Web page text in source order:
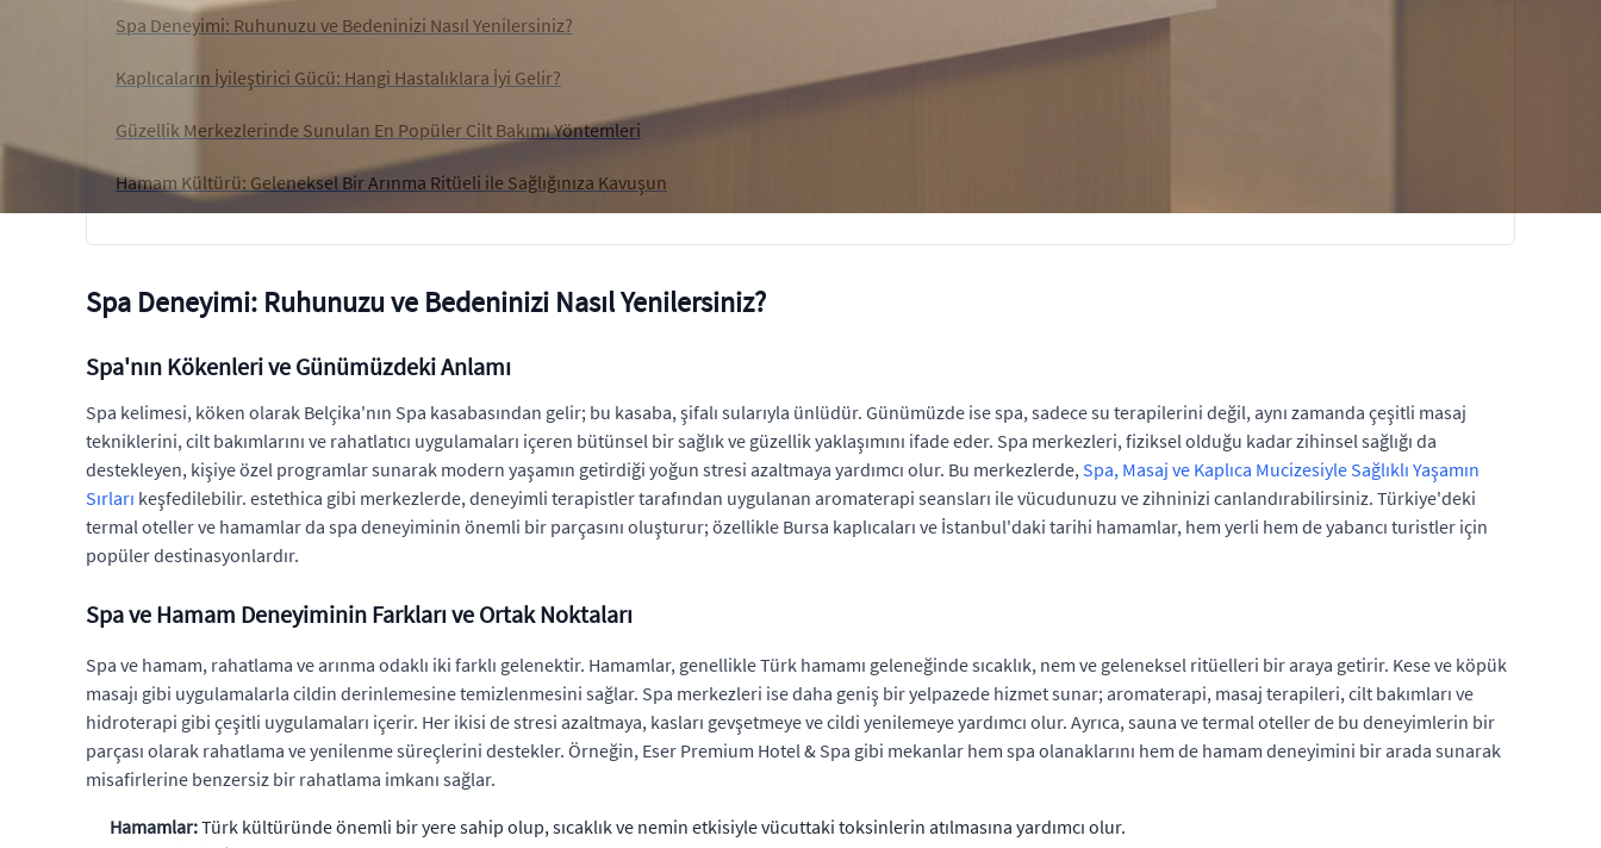
Spa Deneyimi: Ruhunuzu ve Bedeninizi Nasıl Yenilersiniz?
Kaplıcaların İyileştirici Gücü: Hangi Hastalıklara İyi Gelir?
Güzellik Merkezlerinde Sunulan En Popüler Cilt Bakımı Yöntemleri
Hamam Kültürü: Geleneksel Bir Arınma Ritüeli ile Sağlığınıza Kavuşun
Spa Deneyimi: Ruhunuzu ve Bedeninizi Nasıl Yenilersiniz?
Spa'nın Kökenleri ve Günümüzdeki Anlamı
Spa kelimesi, köken olarak Belçika'nın Spa kasabasından gelir; bu kasaba, şifalı sularıyla ünlüdür. Günümüzde ise spa, sadece su terapilerini değil, aynı zamanda çeşitli masaj
tekniklerini, cilt bakımlarını ve rahatlatıcı uygulamaları içeren bütünsel bir sağlık ve güzellik yaklaşımını ifade eder. Spa merkezleri, fiziksel olduğu kadar zihinsel sağlığı da
destekleyen, kişiye özel programlar sunarak modern yaşamın getirdiği yoğun stresi azaltmaya yardımcı olur. Bu merkezlerde, Spa, Masaj ve Kaplıca Mucizesiyle Sağlıklı Yaşamın
Sırları keşfedilebilir. estethica gibi merkezlerde, deneyimli terapistler tarafından uygulanan aromaterapi seansları ile vücudunuzu ve zihninizi canlandırabilirsiniz. Türkiye'deki
termal oteller ve hamamlar da spa deneyiminin önemli bir parçasını oluşturur; özellikle Bursa kaplıcaları ve İstanbul'daki tarihi hamamlar, hem yerli hem de yabancı turistler için
popüler destinasyonlardır.
Spa ve Hamam Deneyiminin Farkları ve Ortak Noktaları
Spa ve hamam, rahatlama ve arınma odaklı iki farklı gelenektir. Hamamlar, genellikle Türk hamamı geleneğinde sıcaklık, nem ve geleneksel ritüelleri bir araya getirir. Kese ve köpük
masajı gibi uygulamalarla cildin derinlemesine temizlenmesini sağlar. Spa merkezleri ise daha geniş bir yelpazede hizmet sunar; aromaterapi, masaj terapileri, cilt bakımları ve
hidroterapi gibi çeşitli uygulamaları içerir. Her ikisi de stresi azaltmaya, kasları gevşetmeye ve cildi yenilemeye yardımcı olur. Ayrıca, sauna ve termal oteller de bu deneyimlerin bir
parçası olarak rahatlama ve yenilenme süreçlerini destekler. Örneğin, Eser Premium Hotel & Spa gibi mekanlar hem spa olanaklarını hem de hamam deneyimini bir arada sunarak
misafirlerine benzersiz bir rahatlama imkanı sağlar.
Hamamlar:Türk kültüründe önemli bir yere sahip olup, sıcaklık ve nemin etkisiyle vücuttaki toksinlerin atılmasına yardımcı olur.